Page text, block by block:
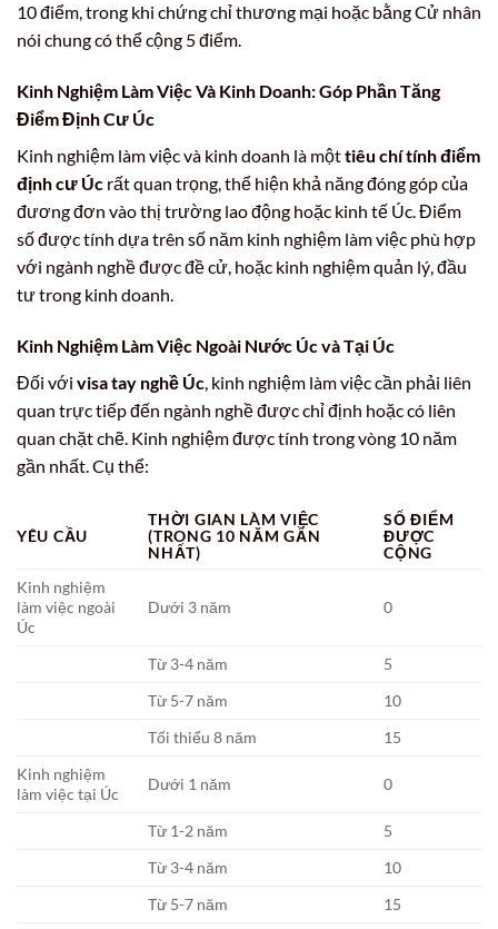
10 điểm, trong khi chứng chỉ thương mại hoặc bằng Cử nhân
nói chung có thể cộng 5 điểm.
Kinh Nghiệm Làm Việc Và Kinh Doanh: Góp Phần Tăng
Điểm Định Cư Úc
Kinh nghiệm làm việc và kinh doanh là mộttiêu chí tính điểm
định cư Úc rất quan trọng, thể hiện khả năng đóng góp của
đương đơn vào thị trường lao động hoặc kinh tế Úc. Điểm
số được tính dựa trên số năm kinh nghiệm làm việc phù hợp
với ngành nghề được đề cử, hoặc kinh nghiệm quản lý, đầu
tư trong kinh doanh.
Kinh Nghiệm Làm Việc Ngoài Nước Úc và Tại Úc
Đối với visa tay nghề Úc , kinh nghiệm làm việc cần phải liên
quan trực tiếp đến ngành nghề được chỉ định hoặc có liên
quan chặt chẽ. Kinh nghiệm được tính trong vòng 10 năm
gần nhất. Cụ thể:
YÊU CẦU
THỜI GIAN LÀM VIỆC
(TRONG 10 NĂM GẦN
NHẤT)
SỐ ĐIỂM
ĐƯỢC
CỘNG
Kinh nghiệm
làm việc ngoài
Úc
Dưới 3 năm 0
Từ 3-4 năm
5
Từ 5-7 năm
10
Tối thiểu 8 năm
15
Kinh nghiệm
làm việc tại Úc
Dưới 1 năm 0
Từ 1-2 năm
5
Từ 3-4 năm
10
Từ 5-7 năm
15